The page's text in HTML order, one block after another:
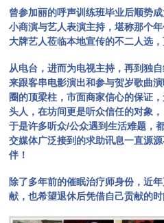
曾参加丽的呼声训练班毕业后顺势
小商演与艺人表演主持，堪称那个
大牌艺人莅临本地宣传的不二人选
从电台，进而为电视主持，再到独
来跟客串电影演出和参与贺岁歌曲
圈的顶梁柱，市面商家信心的保证
头人，在坊间更是听众信任的对象，
于是许多听众/公众遇到生活难题，
交媒体广泛接到的求助讯息一直源
伴！
除了多年前的催眠治疗师身份，近
献，也希望退休后凭借自己贡献的